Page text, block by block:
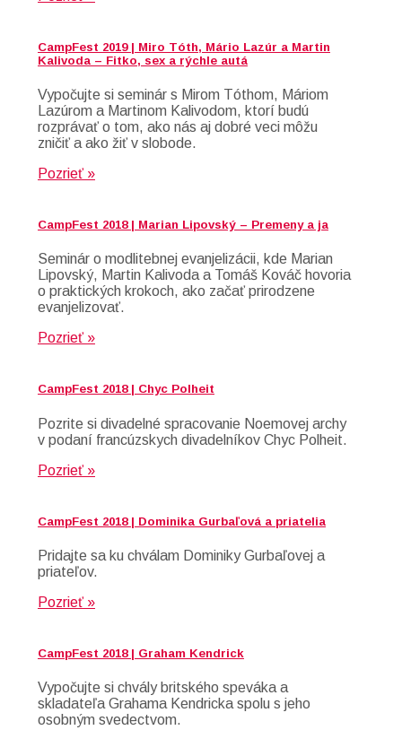
CampFest 2019 | Miro Tóth, Mário Lazúr a Martin
Kalivoda – Fitko, sex a rýchle autá
Vypočujte si seminár s Mirom Tóthom, Máriom
Lazúrom a Martinom Kalivodom, ktorí budú
rozprávať o tom, ako nás aj dobré veci môžu
zničiť a ako žiť v slobode.
Pozrieť »
CampFest 2018 | Marian Lipovský – Premeny a ja
Seminár o modlitebnej evanjelizácii, kde Marian
Lipovský, Martin Kalivoda a Tomáš Kováč hovoria
o praktických krokoch, ako začať prirodzene
evanjelizovať.
Pozrieť »
CampFest 2018 | Chyc Polheit
Pozrite si divadelné spracovanie Noemovej archy
v podaní francúzskych divadelníkov Chyc Polheit.
Pozrieť »
CampFest 2018 | Dominika Gurbaľová a priatelia
Pridajte sa ku chválam Dominiky Gurbaľovej a
priateľov.
Pozrieť »
CampFest 2018 | Graham Kendrick
Vypočujte si chvály britského speváka a
skladateľa Grahama Kendricka spolu s jeho
osobným svedectvom.